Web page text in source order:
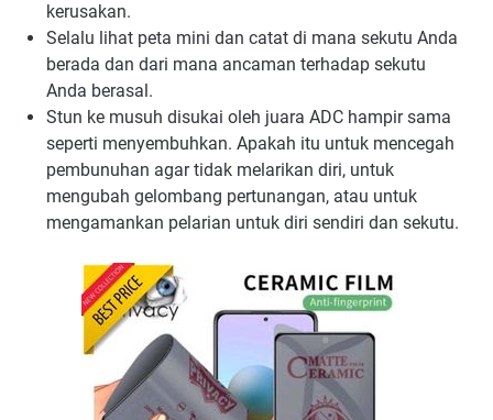
kerusakan.
Selalu lihat peta mini dan catat di mana sekutu Anda
berada dan dari mana ancaman terhadap sekutu
Anda berasal.
Stun ke musuh disukai oleh juara ADC hampir sama
seperti menyembuhkan. Apakah itu untuk mencegah
pembunuhan agar tidak melarikan diri, untuk
mengubah gelombang pertunangan, atau untuk
mengamankan pelarian untuk diri sendiri dan sekutu.